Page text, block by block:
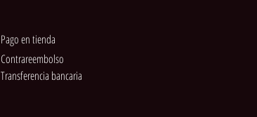
Pago en tienda
Contrareembolso
Transferencia bancaria